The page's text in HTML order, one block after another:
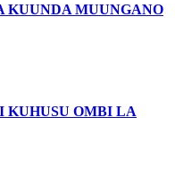
KUUNDA MUUNGANO
KUHUSU OMBI LA